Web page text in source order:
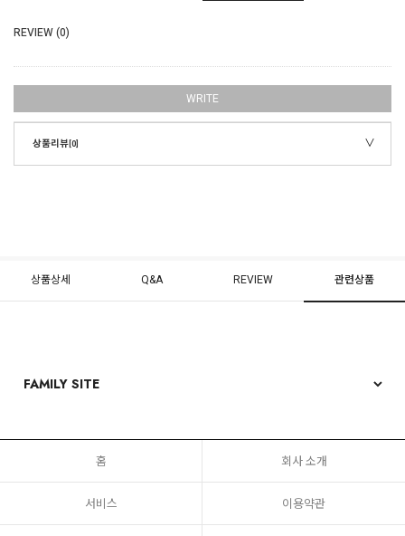
REVIEW (0)
WRITE
상품리뷰[0]
상품상세 Q&A REVIEW 관련상품
홈 회사 소개
서비스 이용약관